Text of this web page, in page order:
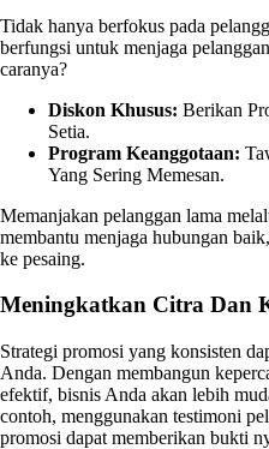
Tidak hanya berfokus pada
berfungsi untuk menjaga
caranya?
Diskon Khusus: Berikan
Setia.
Program Keanggotaan:
Yang Sering Memesan.
Memanjakan pelanggan lama
membantu menjaga hubungan
ke pesaing.
Meningkatkan Citra Dan
Strategi promosi yang konsisten
Anda. Dengan membangun
efektif, bisnis Anda akan lebih
contoh, menggunakan testimoni
promosi dapat memberikan bukti